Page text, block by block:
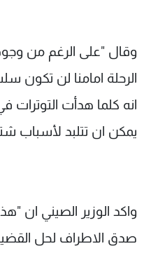
وقال "على الرغم من
الرحلة امامنا لن تكون
انه كلما هدأت التوترات
يمكن ان تتلبد لأسباب
واكد الوزير الصيني ان
صدق الاطراف لحل